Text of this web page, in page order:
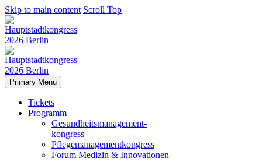
Skip to main content Scroll Top
Primary Menu
Tickets
Programm
Gesundheitsmanagement-
kongress
Pflegemanagementkongress
Forum Medizin & Innovationen